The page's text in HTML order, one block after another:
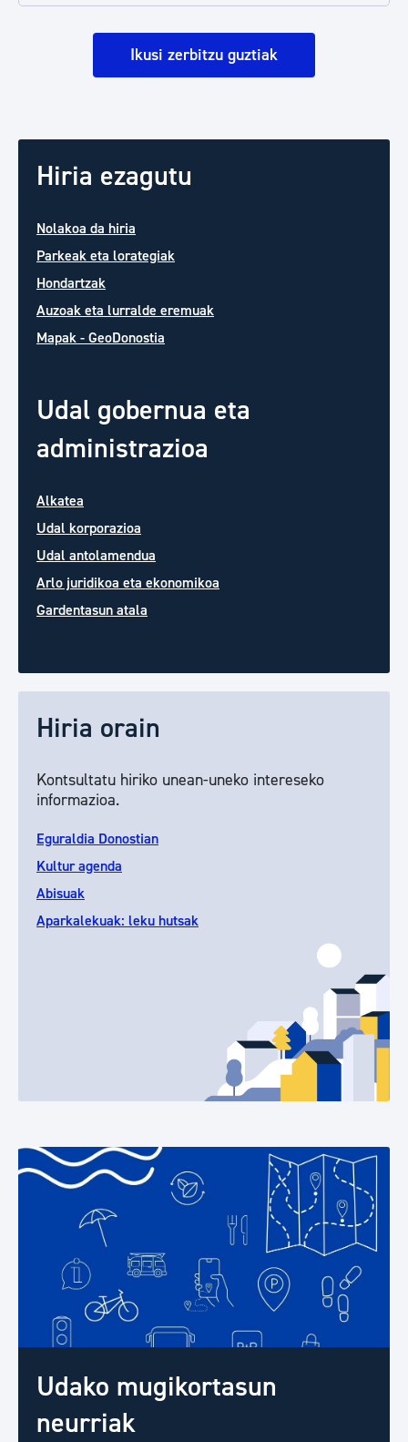
Ikusi zerbitzu guztiak
Hiria ezagutu
Nolakoa da hiria
Parkeak eta lorategiak
Hondartzak
Auzoak eta lurralde eremuak
Mapak - GeoDonostia
Udal gobernua eta
administrazioa
Alkatea
Udal korporazioa
Udal antolamendua
Arlo juridikoa eta ekonomikoa
Gardentasun atala
Hiria orain
Kontsultatu hiriko unean-uneko intereseko
informazioa.
Eguraldia Donostian
Kultur agenda
Abisuak
Aparkalekuak: leku hutsak
Udako mugikortasun
neurriak